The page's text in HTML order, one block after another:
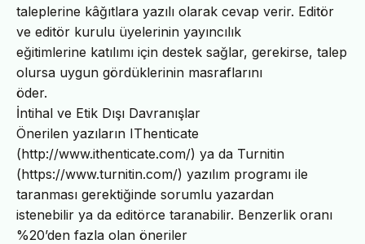
taleplerine kâğıtlara yazılı olarak cevap verir. Editör
ve editör kurulu üyelerinin yayıncılık
eğitimlerine katılımı için destek sağlar, gerekirse, talep
olursa uygun gördüklerinin masraflarını
öder.
İntihal ve Etik Dışı Davranışlar
Önerilen yazıların IThenticate
(http://www.ithenticate.com/) ya da Turnitin
(https://www.turnitin.com/) yazılım programı ile
taranması gerektiğinde sorumlu yazardan
istenebilir ya da editörce taranabilir. Benzerlik oranı
%20’den fazla olan öneriler